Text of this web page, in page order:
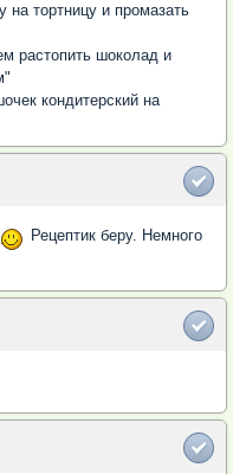
на тортницу и промазать
растопить шоколад и
кондитерский на
Рецептик беру. Немного